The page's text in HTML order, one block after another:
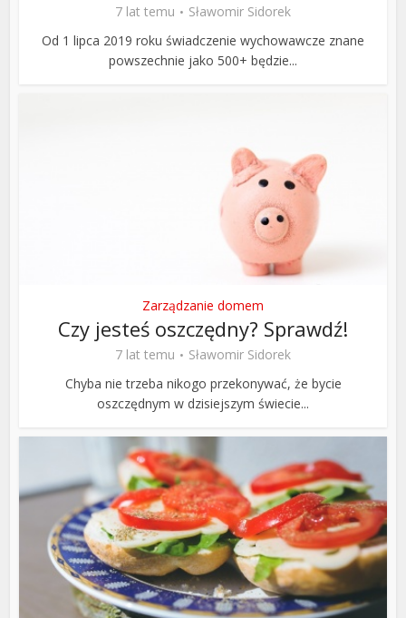
7 lat temu
Sławomir Sidorek
Od 1 lipca 2019 roku świadczenie wychowawcze znane
powszechnie jako 500+ będzie...
Zarządzanie domem
Czy jesteś oszczędny? Sprawdź!
7 lat temu
Sławomir Sidorek
Chyba nie trzeba nikogo przekonywać, że bycie
oszczędnym w dzisiejszym świecie...